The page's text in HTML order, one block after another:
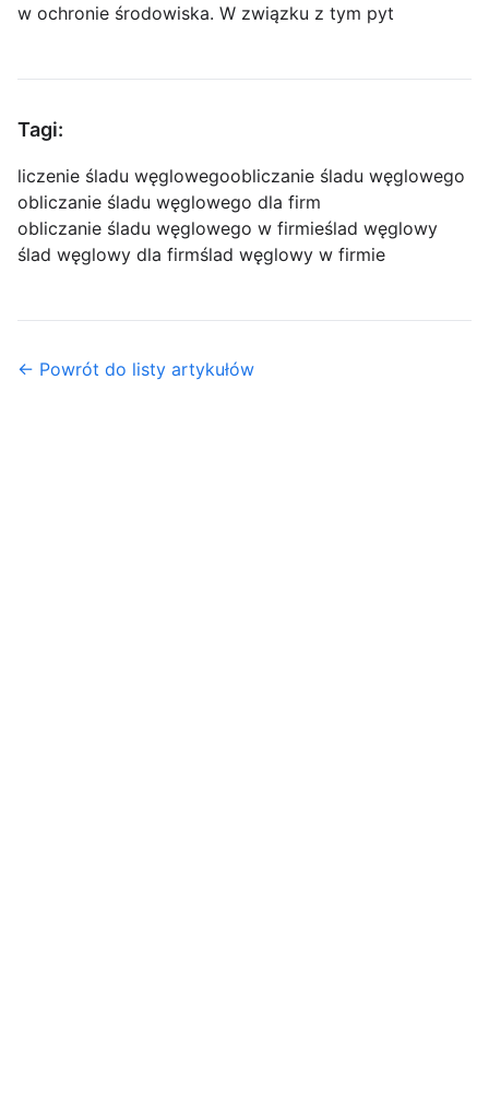
w ochronie środowiska. W związku z tym pyt
Tagi:
liczenie śladu węglowegoobliczanie śladu węglowego
obliczanie śladu węglowego dla firm
obliczanie śladu węglowego w firmieślad węglowy
ślad węglowy dla firmślad węglowy w firmie
← Powrót do listy artykułów